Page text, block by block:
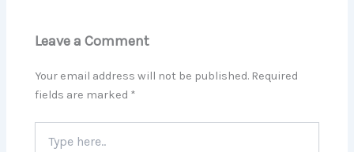
Leave a Comment
Your email address will not be published. Required
fields are marked *
here..